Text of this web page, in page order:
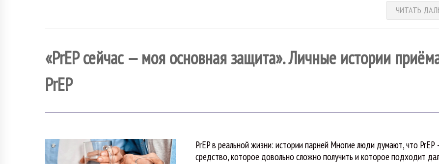
ЧИТАТЬ
«PrEP сейчас — моя основная защита». Личные истории
PrEP
PrEP в реальной жизни: истории парней Многие люди думают, что PrEP
средство, которое довольно сложно получить и которое подходит